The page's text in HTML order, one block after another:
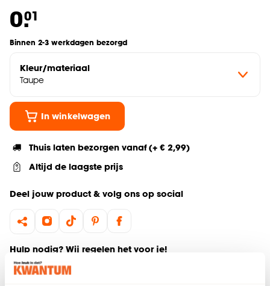
0.01
Binnen 2-3 werkdagen bezorgd
Kleur/materiaal
Taupe
In winkelwagen
Thuis laten bezorgen vanaf (+ € 2,99)
Altijd de laagste prijs
Deel jouw product & volg ons op social
Hulp nodig? Wij regelen het voor je!